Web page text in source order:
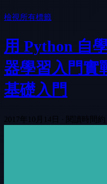
檢視所有標籤
用 Python 自
器學習入門實
基礎入門
2017年10月14日 · 閱讀時間約